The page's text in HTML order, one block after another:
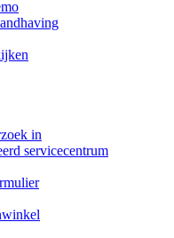
in
servicecentrum